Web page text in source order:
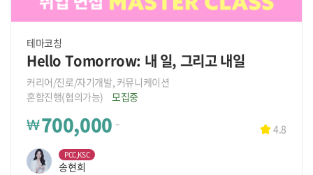
테마코칭
Hello Tomorrow: 내 일, 그리고 내일
커리어/진로/자기개발, 커뮤니케이션
혼합진행(협의가능)
모집중
₩700,000 ~ 4.8
PCC,KSC
송현희